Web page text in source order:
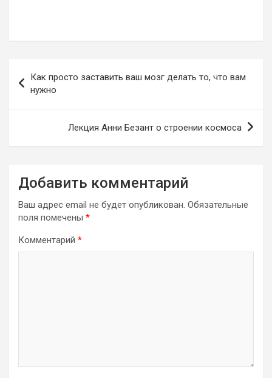
по
записям
Как просто заставить ваш мозг делать то, что вам
нужно
Лекция Анни Безант о строении космоса
Добавить комментарий
Ваш адрес email не будет опубликован. Обязательные
поля помечены *
Комментарий *